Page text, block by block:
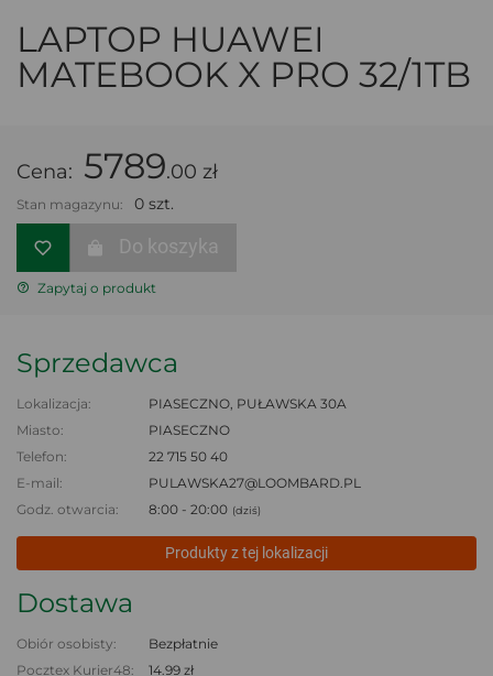
LAPTOP HUAWEI
MATEBOOK X PRO 32/1TB
Cena: 5789.00 zł
Stan magazynu: 0 szt.
Do koszyka
Zapytaj o produkt
Sprzedawca
Lokalizacja:
PIASECZNO, PUŁAWSKA 30A
Miasto:
PIASECZNO
Telefon:
22 715 50 40
E-mail:
PULAWSKA27@LOOMBARD.PL
Godz. otwarcia:
8:00 - 20:00 (dziś)
Produkty z tej lokalizacji
Dostawa
Obiór osobisty:
Bezpłatnie
Pocztex Kurier48:
14.99 zł